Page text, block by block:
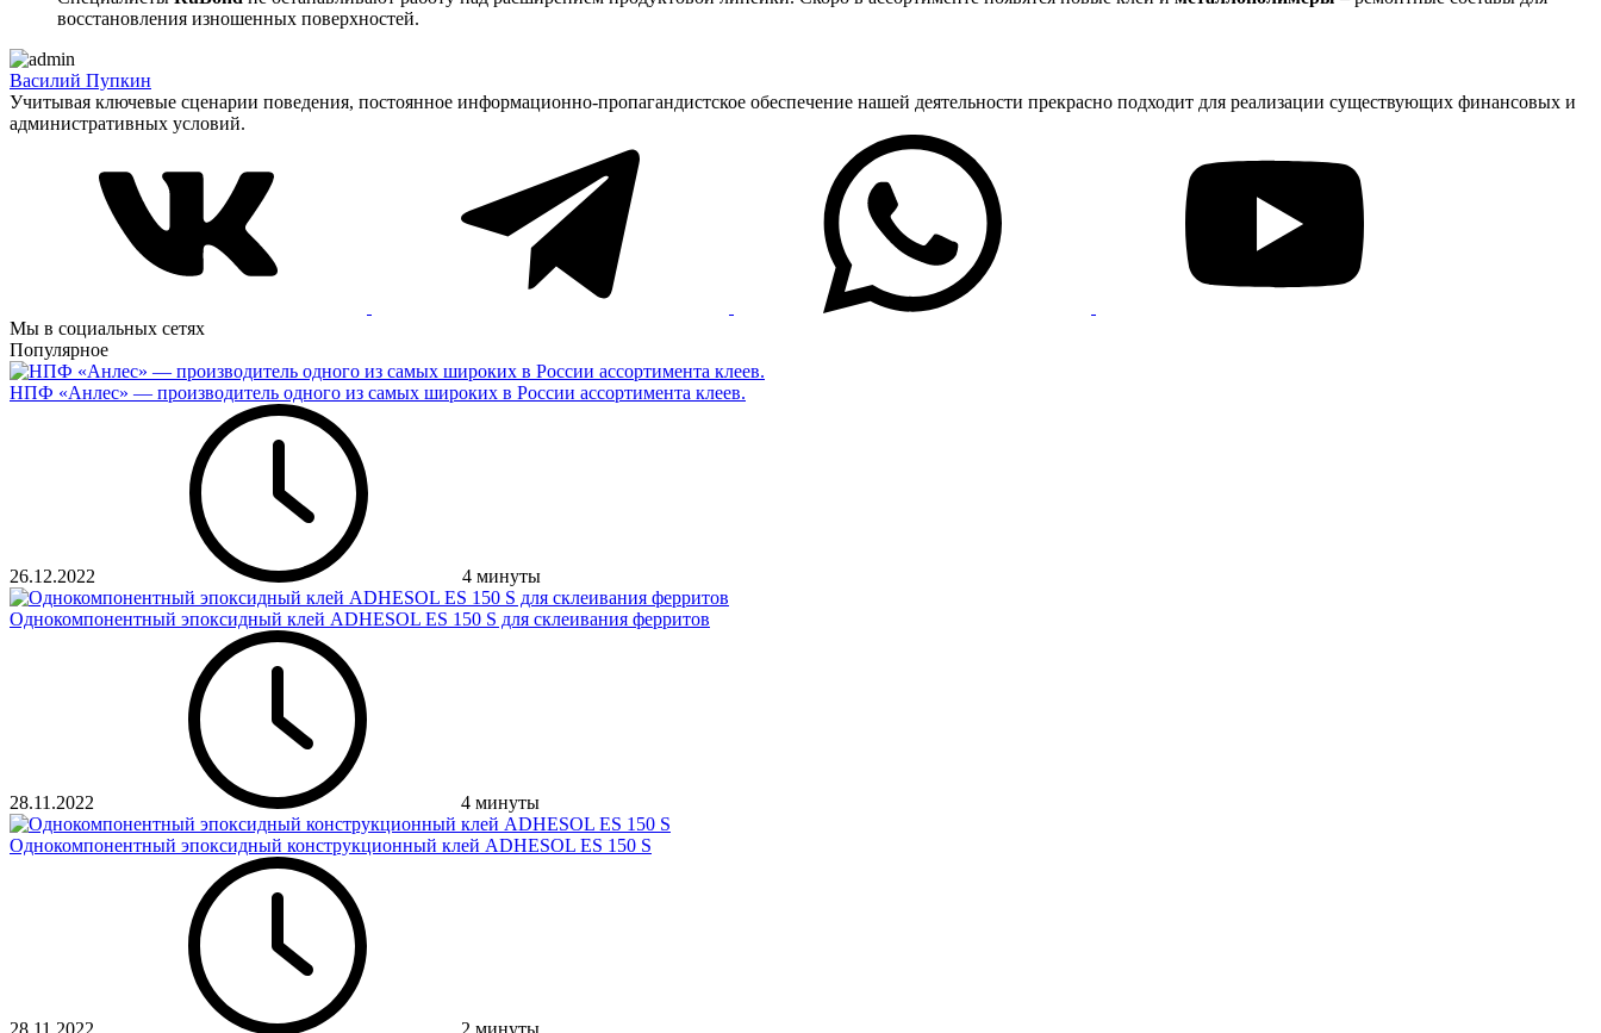
восстановления изношенных поверхностей.
Василий Пупкин
Учитывая ключевые сценарии поведения, постоянное информационно-пропагандистское обеспечение нашей деятельности прекрасно подходит для реализации существующих финансовых и
административных условий.
Мы в социальных сетях
Популярное
НПФ «Анлес» — производитель одного из самых широких в России ассортимента клеев.
26.12.2022 4 минуты
Однокомпонентный эпоксидный клей ADHESOL ES 150 S для склеивания ферритов
28.11.2022 4 минуты
Однокомпонентный эпоксидный конструкционный клей ADHESOL ES 150 S
28.11.2022 2 минуты